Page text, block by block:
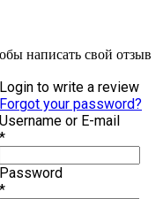
написать свой отзыв
Login to write a review
Forgot your password?
Username or E-mail
*
Password
*